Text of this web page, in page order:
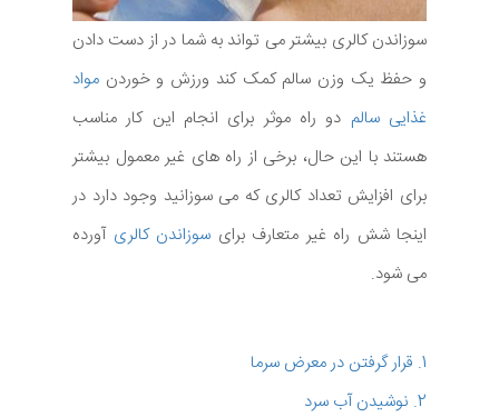
سوزاندن کالری بیشتر می تواند به شما در از دست دادن
و حفظ یک وزن سالم کمک کند ورزش و خوردن مواد
غذایی سالم دو راه موثر برای انجام این کار مناسب
هستند با این حال، برخی از راه های غیر معمول بیشتر
برای افزایش تعداد کالری که می سوزانید وجود دارد در
اینجا شش راه غیر متعارف برای سوزاندن کالری آورده
می شود.
1. قرار گرفتن در معرض سرما
2. نوشیدن آب سرد